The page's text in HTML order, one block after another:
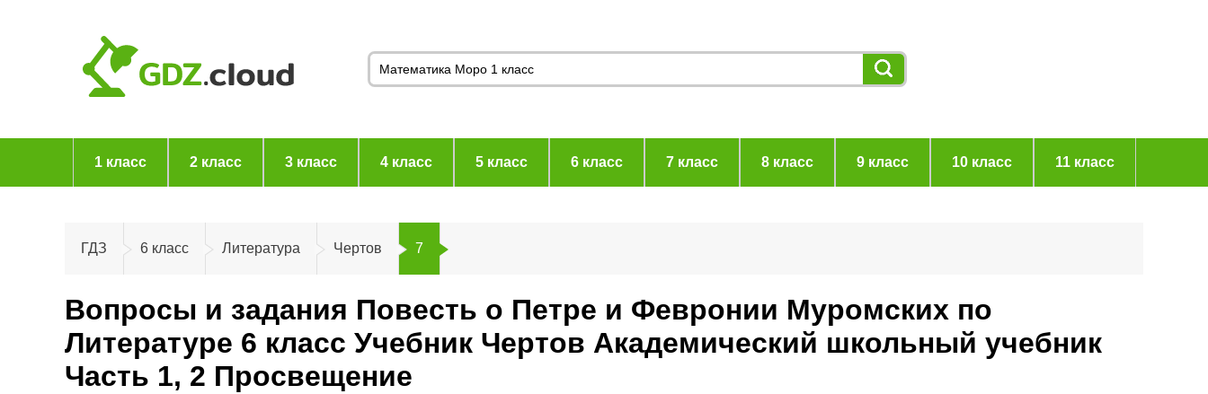
1 класс 2 класс 3 класс 4 класс 5 класс 6 класс 7 класс 8 класс 9 класс 10 класс 11 класс
ГДЗ 6 класс Литература Чертов 7
Вопросы и задания Повесть о Петре и Февронии Муромских по
Литературе 6 класс Учебник Чертов Академический школьный учебник
Часть 1, 2 Просвещение